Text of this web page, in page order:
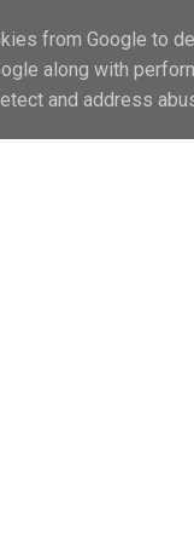
LIFESTYLE
from Google to
along with
and address